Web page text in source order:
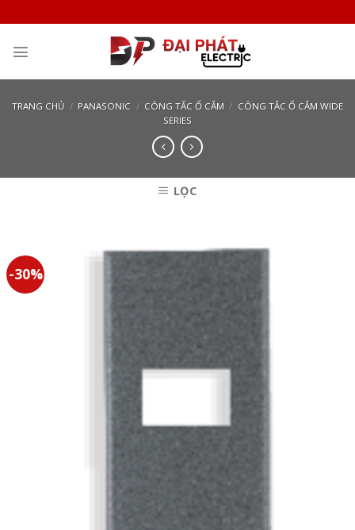
to
content
TRANG CHỦ / PANASONIC / CÔNG TẮC Ổ CẮM / CÔNG TẮC Ổ CẮM WIDE
SERIES
LỌC
-30%